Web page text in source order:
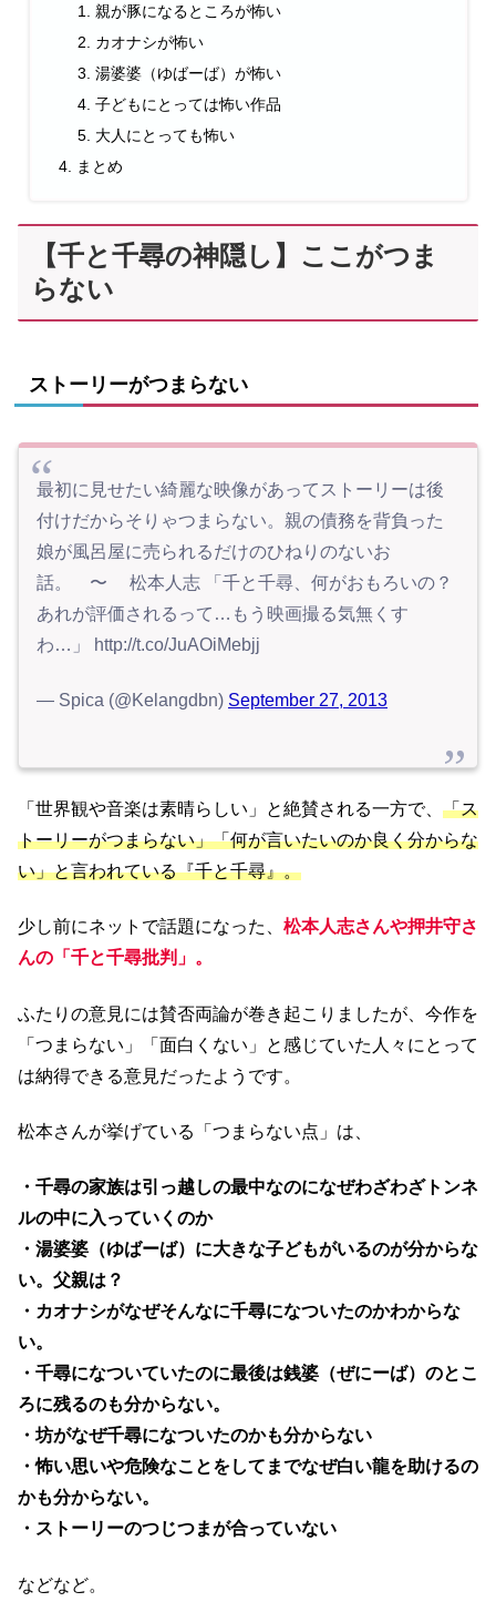
親が豚になるところが怖い
カオナシが怖い
湯婆婆（ゆばーば）が怖い
子どもにとっては怖い作品
大人にとっても怖い
まとめ
【千と千尋の神隠し】ここがつま
らない
ストーリーがつまらない
最初に見せたい綺麗な映像があってストーリーは後
付けだからそりゃつまらない。親の債務を背負った
娘が風呂屋に売られるだけのひねりのないお
話。 〜 松本人志 「千と千尋、何がおもろいの？
あれが評価されるって…もう映画撮る気無くす
わ…」 http://t.co/JuAOiMebjj
— Spica (@Kelangdbn) September 27, 2013
「世界観や音楽は素晴らしい」と絶賛される一方で、 「ス
トーリーがつまらない」「何が言いたいのか良く分からな
い」と言われている『千と千尋』。
少し前にネットで話題になった、 松本人志さんや押井守さ
んの「千と千尋批判」。
ふたりの意見には賛否両論が巻き起こりましたが、今作を
「つまらない」「面白くない」と感じていた人々にとって
は納得できる意見だったようです。
松本さんが挙げている「つまらない点」は、
・千尋の家族は引っ越しの最中なのになぜわざわざトンネ
ルの中に入っていくのか
・湯婆婆（ゆばーば）に大きな子どもがいるのが分からな
い。父親は？
・カオナシがなぜそんなに千尋になついたのかわからな
い。
・千尋になついていたのに最後は銭婆（ぜにーば）のとこ
ろに残るのも分からない。
・坊がなぜ千尋になついたのかも分からない
・怖い思いや危険なことをしてまでなぜ白い龍を助けるの
かも分からない。
・ストーリーのつじつまが合っていない
などなど。